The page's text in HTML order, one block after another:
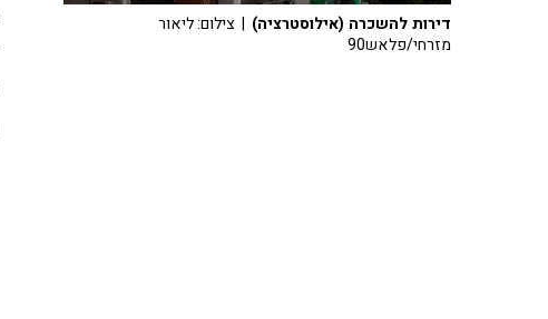
דירות להשכרה (אילוסטרציה) | צילום: ליאור
מזרחי/פלאש90